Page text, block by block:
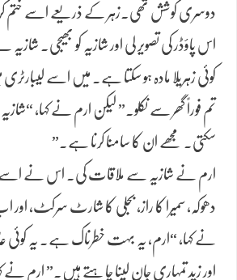
دوسری کوشش تھی.زہر کے ذریعے اسے
اس پاؤڈر کی تصویر لی اور شازیہ کو بھیجی۔ شازیہ
کوئی زہریلا مادہ ہو سکتا ہے۔ میں اسے
تم فوراً گھر سے نکلو۔” لیکن ارم نے کہا،
سکتی۔ مجھے ان کا سامنا کرنا ہے۔”
ارم نے شازیہ سے ملاقات کی۔ اس نے اسے
دھوکہ، سمیرا کا راز، بجلی کا شارٹ سرکٹ، اور اب
نے کہا، “ارم، یہ بہت خطرناک ہے۔ یہ کوئی
اور زید تمہاری جان لینا چاہتے ہیں۔” ارم نے